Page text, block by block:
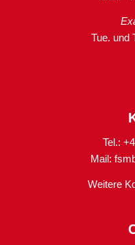
Tue. und
Tel.:
Mail:
Weitere